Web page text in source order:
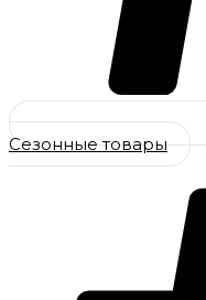
Сезонные товары